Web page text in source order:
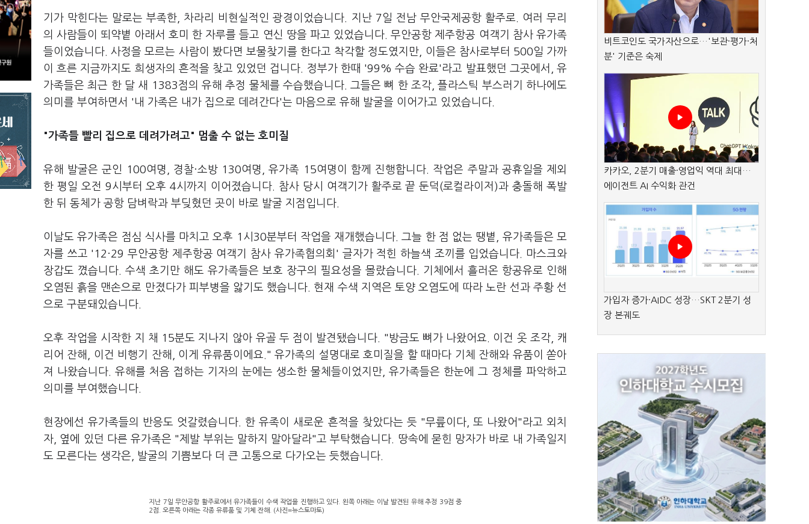
기가 막힌다는 말로는 부족한, 차라리 비현실적인 광경이었습니다. 지난 7일 전남 무안국제공항 활주로. 여러 무리
의 사람들이 뙤약볕 아래서 호미 한 자루를 들고 연신 땅을 파고 있었습니다. 무안공항 제주항공 여객기 참사 유가족
들이었습니다. 사정을 모르는 사람이 봤다면 보물찾기를 한다고 착각할 정도였지만, 이들은 참사로부터 500일 가까
이 흐른 지금까지도 희생자의 흔적을 찾고 있었던 겁니다. 정부가 한때 '99% 수습 완료'라고 발표했던 그곳에서, 유
가족들은 최근 한 달 새 1383점의 유해 추정 물체를 수습했습니다. 그들은 뼈 한 조각, 플라스틱 부스러기 하나에도
의미를 부여하면서 '내 가족은 내가 집으로 데려간다'는 마음으로 유해 발굴을 이어가고 있었습니다.
"가족들 빨리 집으로 데려가려고" 멈출 수 없는 호미질
유해 발굴은 군인 100여명, 경찰·소방 130여명, 유가족 15여명이 함께 진행합니다. 작업은 주말과 공휴일을 제외
한 평일 오전 9시부터 오후 4시까지 이어졌습니다. 참사 당시 여객기가 활주로 끝 둔덕(로컬라이저)과 충돌해 폭발
한 뒤 동체가 공항 담벼락과 부딪혔던 곳이 바로 발굴 지점입니다.
이날도 유가족은 점심 식사를 마치고 오후 1시30분부터 작업을 재개했습니다. 그늘 한 점 없는 땡볕, 유가족들은 모
자를 쓰고 '12·29 무안공항 제주항공 여객기 참사 유가족협의회' 글자가 적힌 하늘색 조끼를 입었습니다. 마스크와
장갑도 꼈습니다. 수색 초기만 해도 유가족들은 보호 장구의 필요성을 몰랐습니다. 기체에서 흘러온 항공유로 인해
오염된 흙을 맨손으로 만졌다가 피부병을 앓기도 했습니다. 현재 수색 지역은 토양 오염도에 따라 노란 선과 주황 선
으로 구분돼있습니다.
오후 작업을 시작한 지 채 15분도 지나지 않아 유골 두 점이 발견됐습니다. "방금도 뼈가 나왔어요. 이건 옷 조각, 캐
리어 잔해, 이건 비행기 잔해, 이게 유류품이에요." 유가족의 설명대로 호미질을 할 때마다 기체 잔해와 유품이 쏟아
져 나왔습니다. 유해를 처음 접하는 기자의 눈에는 생소한 물체들이었지만, 유가족들은 한눈에 그 정체를 파악하고
의미를 부여했습니다.
현장에선 유가족들의 반응도 엇갈렸습니다. 한 유족이 새로운 흔적을 찾았다는 듯 "무릎이다, 또 나왔어"라고 외치
자, 옆에 있던 다른 유가족은 "제발 부위는 말하지 말아달라"고 부탁했습니다. 땅속에 묻힌 망자가 바로 내 가족일지
도 모른다는 생각은, 발굴의 기쁨보다 더 큰 고통으로 다가오는 듯했습니다.
지난 7일 무안공항 활주로에서 유가족들이 수색 작업을 진행하고 있다. 왼쪽 아래는 이날 발견된 유해 추정 39점 중
2점. 오른쪽 아래는 각종 유류품 및 기체 잔해. (사진=뉴스토마토)
비트코인도 국가자산으로…'보관·평가·처
분' 기준은 숙제
카카오, 2분기 매출·영업익 역대 최대…
에이전트 AI 수익화 관건
가입자 증가·AIDC 성장…SKT 2분기 성
장 본궤도